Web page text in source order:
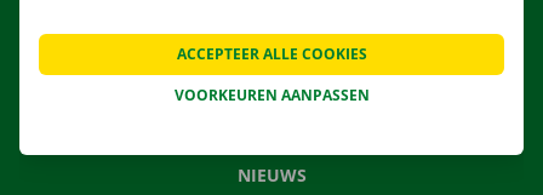
CONTACTEER ONS
NIEUWS
VOORKEUREN AANPASSEN
ACCEPTEER ALLE COOKIES